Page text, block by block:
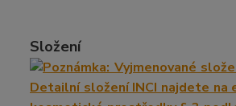
Složení